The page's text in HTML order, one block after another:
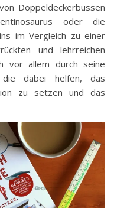
Doppeldeckerbussen
oder die
im Vergleich zu einer
und lehrreichen
vor allem durch seine
die dabei helfen, das
zu setzen und das